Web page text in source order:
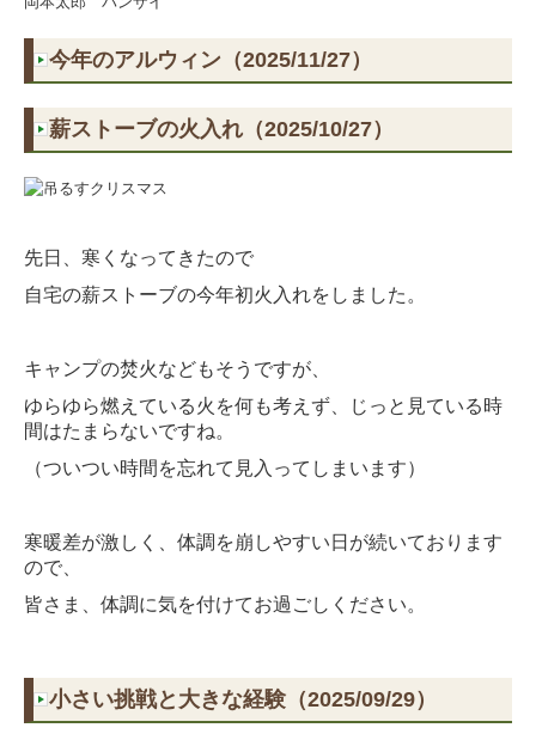
今年のアルウィン（2025/11/27）
薪ストーブの火入れ（2025/10/27）
先日、寒くなってきたので
自宅の薪ストーブの今年初火入れをしました。
キャンプの焚火などもそうですが、
ゆらゆら燃えている火を何も考えず、じっと見ている時
間はたまらないですね。
（ついつい時間を忘れて見入ってしまいます）
寒暖差が激しく、体調を崩しやすい日が続いております
ので、
皆さま、体調に気を付けてお過ごしください。
小さい挑戦と大きな経験（2025/09/29）